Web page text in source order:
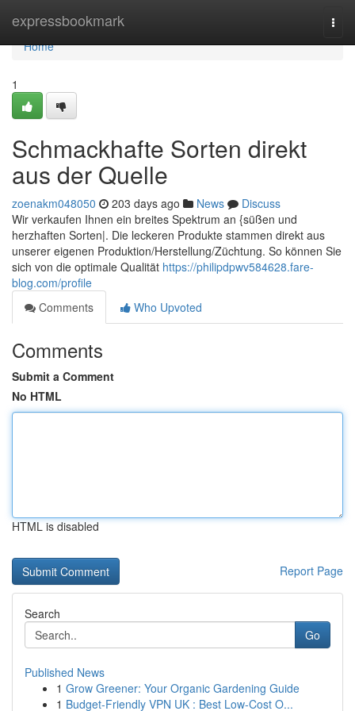
expressbookmark
Home
Home
1
Schmackhafte Sorten direkt
aus der Quelle
zoenakm048050 203 days ago News
Discuss
Wir verkaufen Ihnen ein breites Spektrum an {süßen und
herzhaften Sorten|. Die leckeren Produkte stammen direkt aus
unserer eigenen Produktion/Herstellung/Züchtung. So können Sie
sich von die optimale Qualität https://philipdpwv584628.fare-
blog.com/profile
Comments
Who Upvoted
Comments
Submit a Comment
No HTML
HTML is disabled
Report Page
Search
Go
Published News
1 Grow Greener: Your Organic Gardening Guide
1 Budget-Friendly VPN UK : Best Low-Cost O...